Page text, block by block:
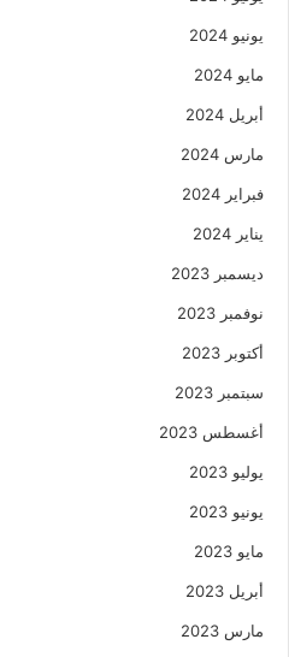
يونيو 2024
مايو 2024
أبريل 2024
مارس 2024
فبراير 2024
يناير 2024
ديسمبر 2023
نوفمبر 2023
أكتوبر 2023
سبتمبر 2023
أغسطس 2023
يوليو 2023
يونيو 2023
مايو 2023
أبريل 2023
مارس 2023